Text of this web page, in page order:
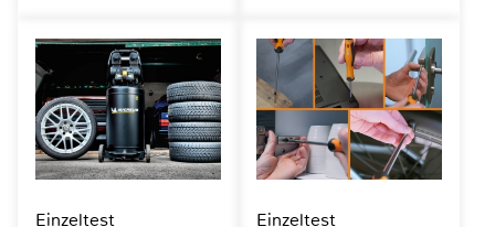
Einzeltest
Einzeltest